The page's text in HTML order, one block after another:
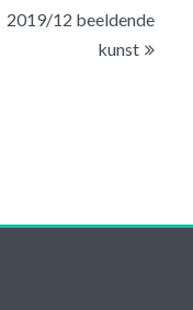
2019/12 beeldende
kunst